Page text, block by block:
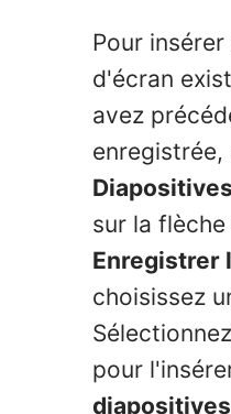
Pour
d'écran
avez
Diapositives
sur la
Enregistrer
choisissez
pour